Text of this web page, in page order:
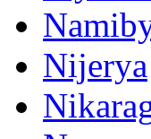
Nijerya